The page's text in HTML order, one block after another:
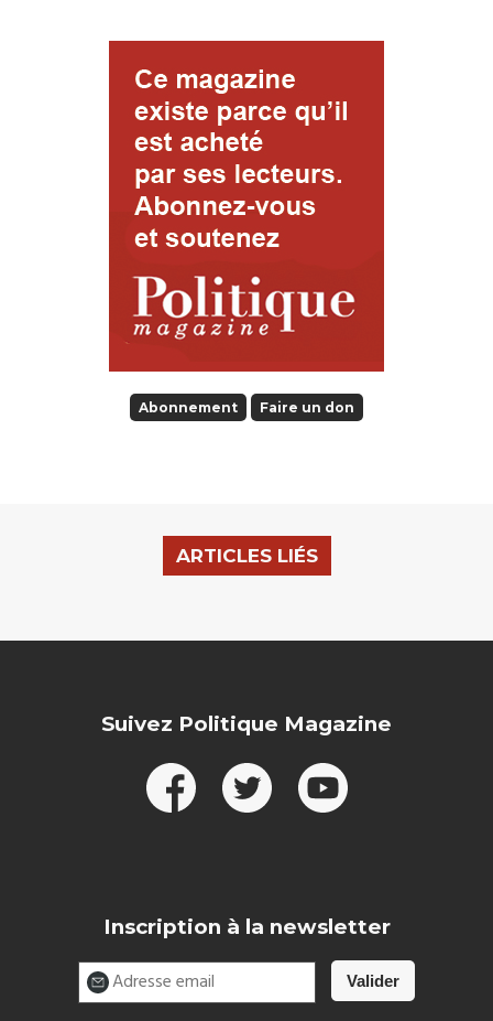
Abonnement Faire un don
ARTICLES LIÉS
Suivez Politique Magazine
Inscription à la newsletter